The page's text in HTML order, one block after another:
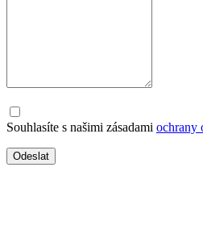
Souhlasíte s našimi zásadami ochrany
Odeslat